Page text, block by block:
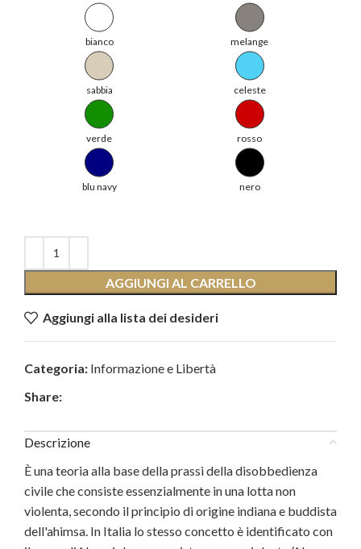
bianco melange
sabbia celeste
verde rosso
blu navy nero
AGGIUNGI AL CARRELLO
Aggiungi alla lista dei desideri
Categoria: Informazione e Libertà
Share:
Descrizione
È una teoria alla base della prassi della disobbedienza
civile che consiste essenzialmente in una lotta non
violenta, secondo il principio di origine indiana e buddista
dell'ahimsa. In Italia lo stesso concetto è identificato con